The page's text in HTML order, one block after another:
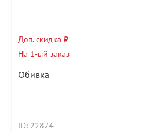
Доп. скидка ₽
На 1-ый заказ
Обивка
ID: 22874